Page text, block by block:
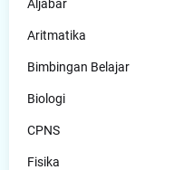
Aljabar
Aritmatika
Bimbingan Belajar
Biologi
CPNS
Fisika